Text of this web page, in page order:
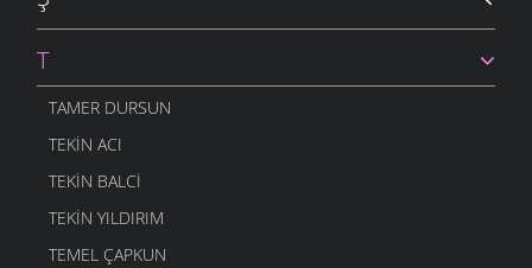
T
TAMER DURSUN
TEKIN ACI
TEKIN BALCI
TEKIN YILDIRIM
TEMEL ÇAPKUN